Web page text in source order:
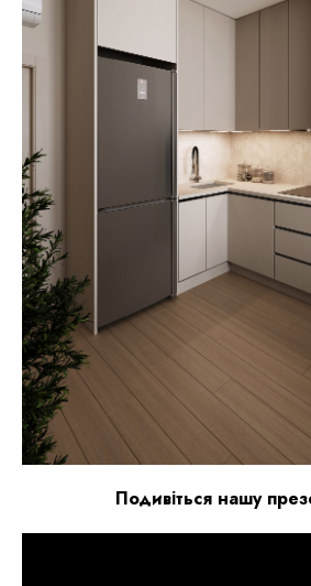
Подивіться нашу